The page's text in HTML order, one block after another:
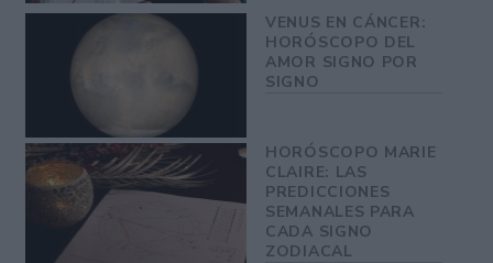
VENUS EN CÁNCER:
HORÓSCOPO DEL
AMOR SIGNO POR
SIGNO
HORÓSCOPO MARIE
CLAIRE: LAS
PREDICCIONES
SEMANALES PARA
CADA SIGNO
ZODIACAL